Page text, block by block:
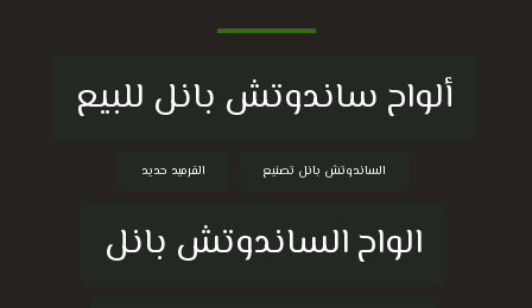
ألواح ساندوتش بانل للبيع
الساندوتش بانل تصنيع القرميد حديد
الواح الساندوتش بانل